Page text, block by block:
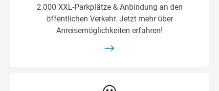
2.000 XXL-Parkplätze & Anbindung an den
öffentlichen Verkehr. Jetzt mehr über
Anreisemöglichkeiten erfahren!